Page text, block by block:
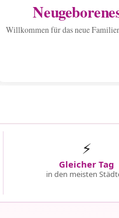
Willkommen für das neue
⚡
Gleicher Tag
in den meisten